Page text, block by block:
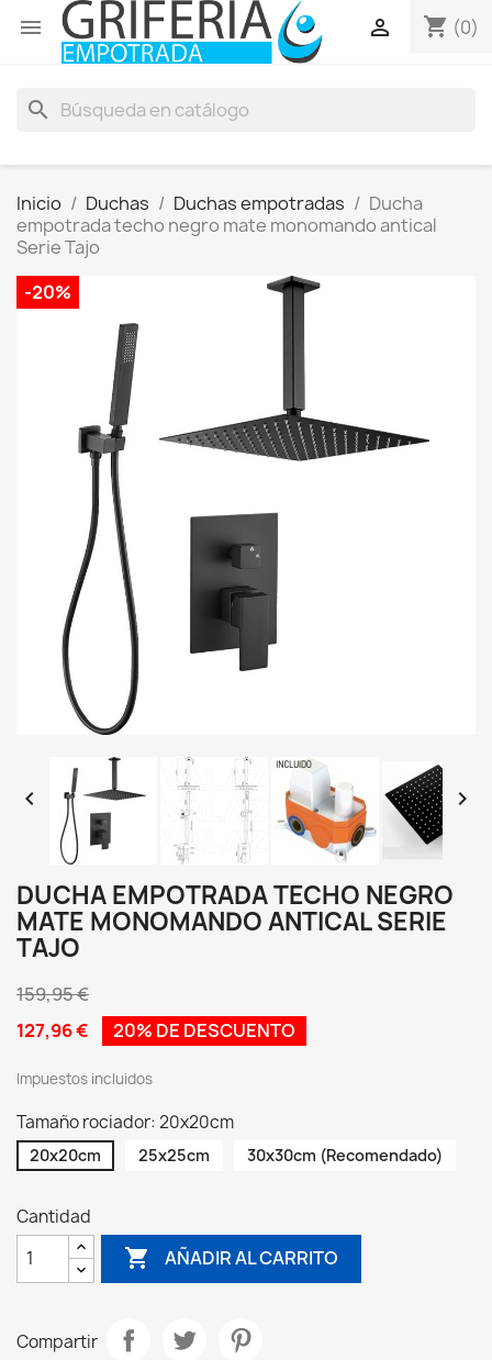
 shopping_cart (0)

search
Inicio Duchas Duchas empotradas
Ducha
empotrada techo negro mate monomando antical
Serie Tajo
-20%
 
DUCHA EMPOTRADA TECHO NEGRO
MATE MONOMANDO ANTICAL SERIE
TAJO
159,95 €
127,96 €
20% DE DESCUENTO
Impuestos incluidos
Tamaño rociador: 20x20cm
20x20cm 25x25cm 30x30cm (Recomendado)
Cantidad
 AÑADIR AL CARRITO
Compartir